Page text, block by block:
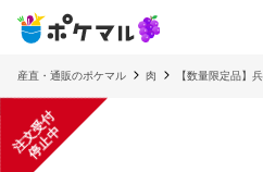
産直・通販のポケマル 肉 【数量限定品】
注
文
受
付
停
止
中